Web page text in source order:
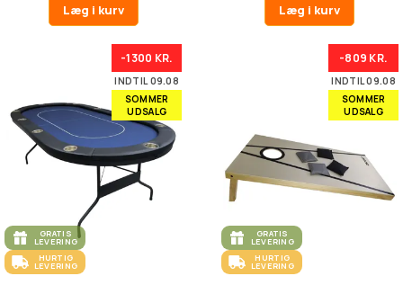
Læg i kurv Læg i kurv
-1300 KR.
INDTIL 09.08
SOMMER
UDSALG
GRATIS
LEVERING
HURTIG
LEVERING
-809 KR.
INDTIL 09.08
SOMMER
UDSALG
GRATIS
LEVERING
HURTIG
LEVERING